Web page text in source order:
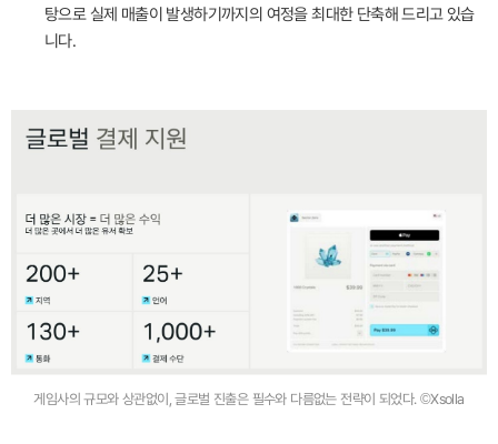
탕으로 실제 매출이 발생하기까지의 여정을 최대한 단축해 드리고 있습
니다.
게임사의 규모와 상관없이, 글로벌 진출은 필수와 다름없는 전략이 되었다. ©Xsolla